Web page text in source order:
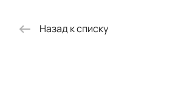
Назад к списку